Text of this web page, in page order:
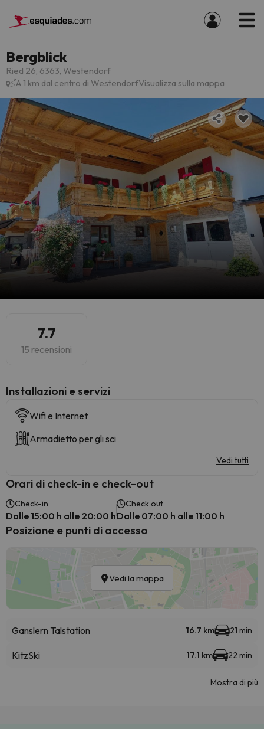
Bergblick
Ried 26, 6363, Westendorf
A 1 km dal centro di WestendorfVisualizza sulla mappa
7.7
15 recensioni
Installazioni e servizi
Wifi e Internet
Armadietto per gli sci
Vedi tutti
Orari di check-in e check-out
Check-in
Dalle 15:00 h alle 20:00 h
Check out
Dalle 07:00 h alle 11:00 h
Posizione e punti di accesso
Vedi la mappa
Ganslern Talstation 16.7 km 21 min
KitzSki 17.1 km 22 min
Mostra di più